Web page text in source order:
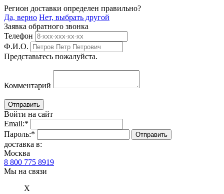
Регион доставки определен правильно?
Да, верно Нет, выбрать другой
Заявка обратного звонка
Телефон
Ф.И.О.
Представьтесь пожалуйста.
Комментарий
Войти на сайт
Email:*
Пароль:*
доставка в:
Москва
8 800 775 8919
Мы на связи
Х